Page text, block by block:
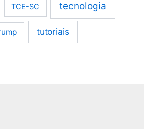
TCE-SC tecnologia
tutoriais